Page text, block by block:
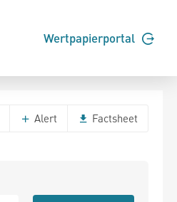
Wertpapierportal
Alert Factsheet